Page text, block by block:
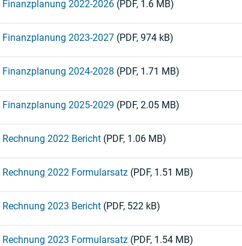
Finanzplanung 2022-2026 (PDF, 1.6 MB)
Finanzplanung 2023-2027 (PDF, 974 kB)
Finanzplanung 2024-2028 (PDF, 1.71 MB)
Finanzplanung 2025-2029 (PDF, 2.05 MB)
Rechnung 2022 Bericht (PDF, 1.06 MB)
Rechnung 2022 Formularsatz (PDF, 1.51 MB)
Rechnung 2023 Bericht (PDF, 522 kB)
Rechnung 2023 Formularsatz (PDF, 1.54 MB)